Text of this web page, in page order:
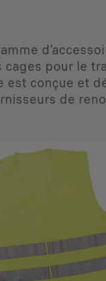
pour le
est conçue et
de